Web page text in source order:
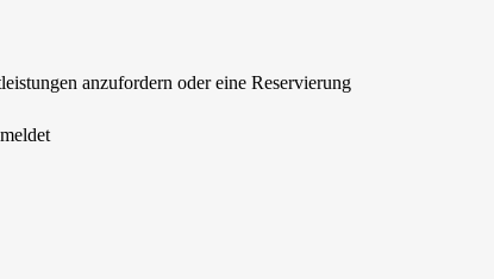
anzufordern oder eine Reservierung